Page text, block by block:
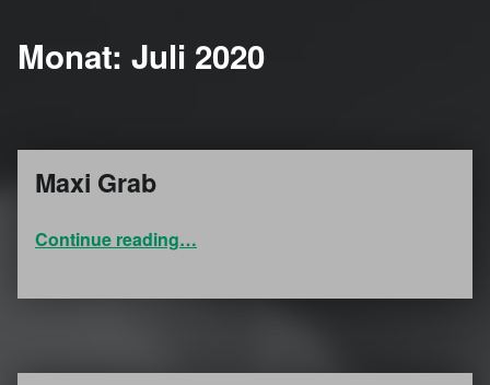
Monat: Juli 2020
Maxi Grab
Continue reading…
Juli 19, 2020